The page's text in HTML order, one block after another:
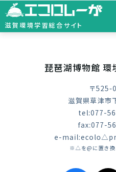
滋賀環境学習総合サイト
琵琶湖博物館 環
〒525-
滋賀県草津市
tel:077-
fax:077-
e-
※△を@に置き換